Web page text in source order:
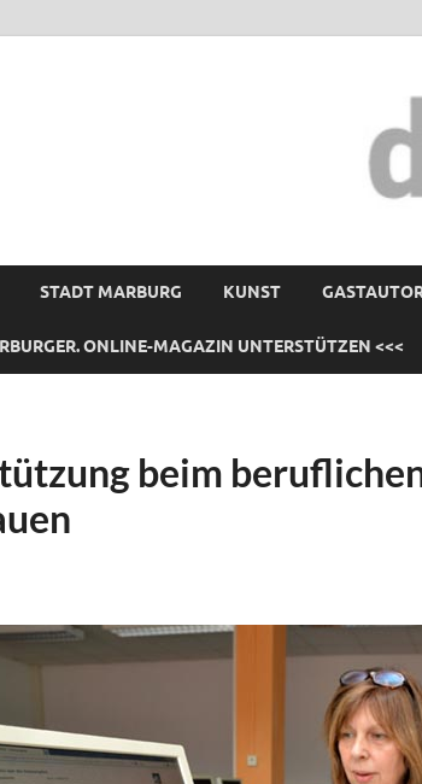
STADT MARBURG KUNST
ONLINE-MAGAZIN UNTERSTÜTZEN <<<
beim